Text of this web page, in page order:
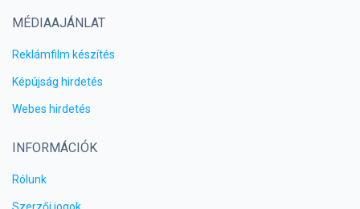
MÉDIAAJÁNLAT
Reklámfilm készítés
Képújság hirdetés
Webes hirdetés
INFORMÁCIÓK
Rólunk
Szerzői jogok